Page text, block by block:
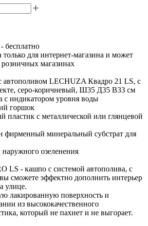
бесплатно
только для интернет-магазина и может
розничных магазинах
автополивом LECHUZA Квадро 21 LS, с
серо-коричневый, Ш35 Д35 В33 см
с индикатором уровня воды
горшок
пластик с металлической или глянцевой
фирменный минеральный субстрат для
озеленения
LS - кашпо с системой автополива, с
сможете эффектно дополнить интерьер
улице.
лакированную поверхность и
из высококачественного
который не пахнет и не выгорает.